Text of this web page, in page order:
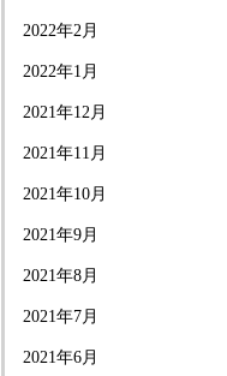
2022年2月
2022年1月
2021年12月
2021年11月
2021年10月
2021年9月
2021年8月
2021年7月
2021年6月